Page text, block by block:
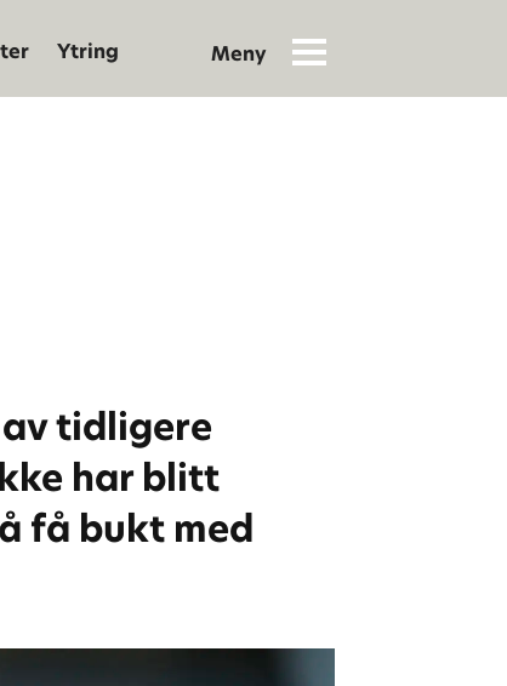
Ytring
tidligere
har blitt
få bukt med